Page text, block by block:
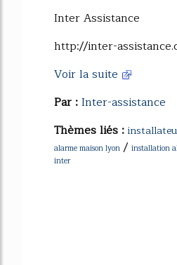
Inter Assistance
http://inter-
Voir la suite
Par :Inter-assistance
Thèmes liés :
alarme maison lyon / installation
inter